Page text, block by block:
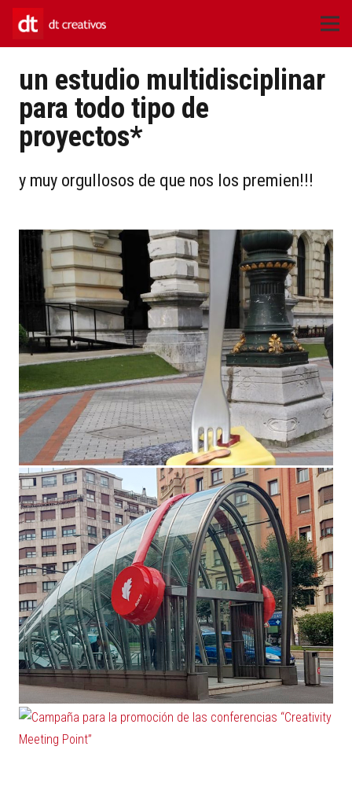
un estudio multidisciplinar
para todo tipo de
proyectos*
y muy orgullosos de que nos los premien!!!